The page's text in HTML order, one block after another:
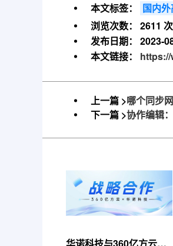
本文标签：
国内
浏览次数：
2611
发布日期：
2023-
本文链接：
上一篇 >哪个同步
下一篇 >协作编辑
华诺科技与360亿方云达